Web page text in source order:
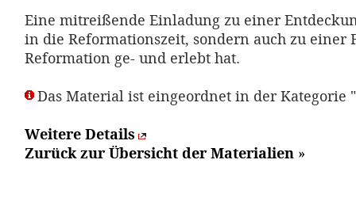
Eine mitreißende Einladung zu einer
in die Reformationszeit, sondern auch zu einer
Reformation ge- und erlebt hat.
Das Material ist eingeordnet in der Kategorie
Weitere Details
Zurück zur Übersicht der Materialien »